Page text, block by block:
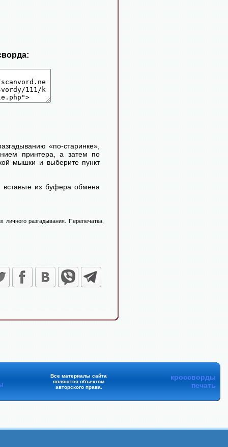
«по-старинке»,
принтера, а затем по
мышки и выберите пункт
из буфера обмена
разгадывания. Перепечатка,
Все материалы сайта
являются объектом
авторского права.
кроссворды
печать